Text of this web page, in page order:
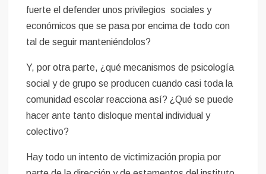
fuerte el defender unos privilegios sociales y
económicos que se pasa por encima de todo con
tal de seguir manteniéndolos?
Y, por otra parte, ¿qué mecanismos de psicología
social y de grupo se producen cuando casi toda la
comunidad escolar reacciona así? ¿Qué se puede
hacer ante tanto disloque mental individual y
colectivo?
Hay todo un intento de victimización propia por